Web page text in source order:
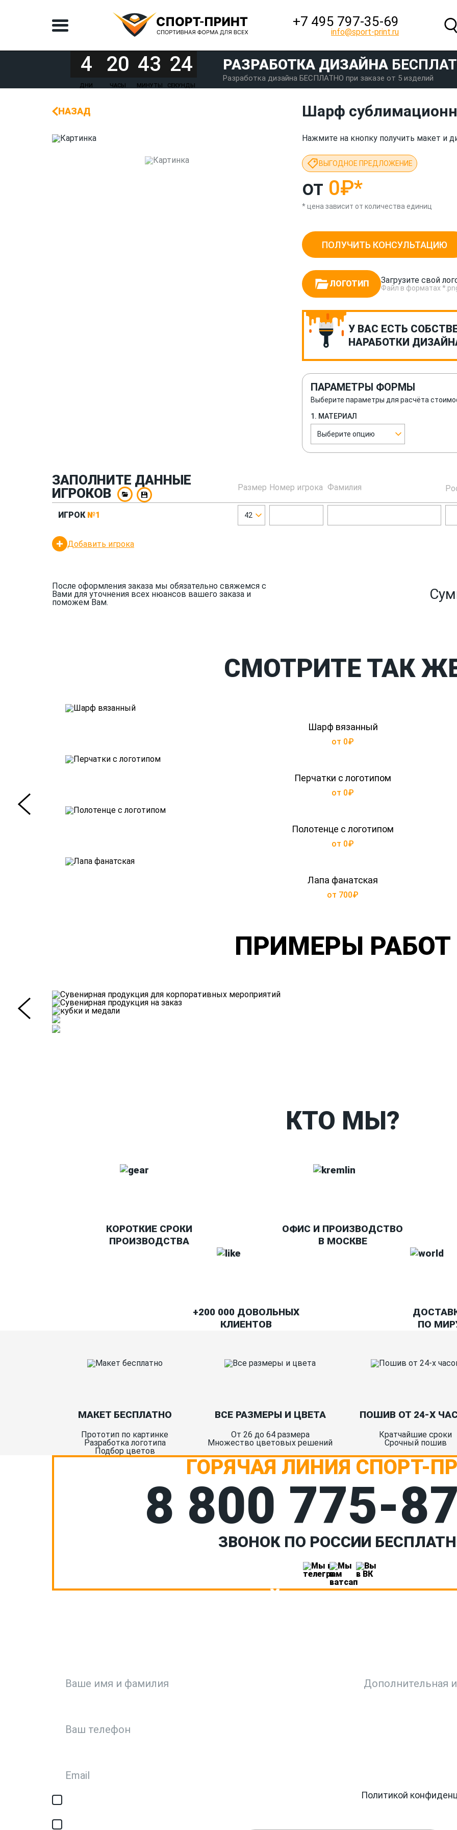
+7 495 797‑35-69
info@sport-print.ru
4
ДНИ
20
ЧАСЫ
43
МИНУТЫ
24
СЕКУНДЫ
РАЗРАБОТКА ДИЗАЙНА
Разработка дизайна БЕСПЛАТНО при заказе от 5 изделий
НАЗАД Шарф
Нажмите на кнопку получить макет и
ВЫГОДНОЕ ПРЕДЛОЖЕНИЕ
от 0₽*
* цена зависит от количества единиц
ПОЛУЧИТЬ КОНСУЛЬТАЦИЮ
ЛОГОТИП Загрузите свой
Файл в форматах
У ВАС ЕСТЬ
НАРАБОТКИ
ПАРАМЕТРЫ ФОРМЫ
Выберите параметры для расчёта
1. МАТЕРИАЛ
Выберите опцию
ЗАПОЛНИТЕ ДАННЫЕ
ИГРОКОВ
Размер Номер игрока Фамилия
ИГРОК №1 42
Добавить игрока
После оформления заказа мы обязательно свяжемся с
Вами для уточнения всех нюансов вашего заказа и
поможем Вам.
СМОТРИТЕ ТАК
Шарф вязанный
от 0₽
Перчатки с логотипом
от 0₽
Полотенце с логотипом
от 0₽
Лапа фанатская
от 700₽
ПРИМЕРЫ РАБОТ
КТО МЫ?
КОРОТКИЕ СРОКИ
ПРОИЗВОДСТВА
ОФИС И ПРОИЗВОДСТВО
В МОСКВЕ
+200 000 ДОВОЛЬНЫХ
КЛИЕНТОВ
ПО
МАКЕТ БЕСПЛАТНО
Прототип по картинке
Разработка логотипа
Подбор цветов
ВСЕ РАЗМЕРЫ И ЦВЕТА
От 26 до 64 размера
Множество цветовых решений
ПОШИВ ОТ 24-Х
Кратчайшие сроки
Срочный пошив
ГОРЯЧАЯ ЛИНИЯ СПОРТ-
8 800
ЗВОНОК ПО РОССИИ
Политикой